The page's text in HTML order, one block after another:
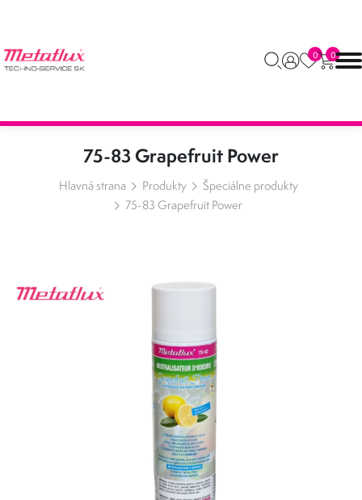
0 0
75-83 Grapefruit Power
Hlavná strana Produkty
Špeciálne produkty
75-83 Grapefruit Power